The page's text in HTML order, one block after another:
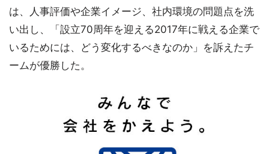
は、人事評価や企業イメージ、社内環境の問題点を洗
い出し、「設立70周年を迎える2017年に戦える企業で
いるためには、どう変化するべきなのか」を訴えたチ
ームが優勝した。